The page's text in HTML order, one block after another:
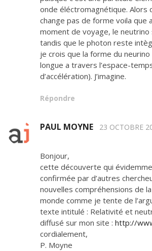
onde éléctromagnétique. Alors
change pas de forme voila que
moment de voyage, le
tandis que le photon reste
je crois que la forme du
longue a travers l’espace-
d’accélération). J’imagine.
Répondre
PAUL MOYNE 23 OCTOBRE
Bonjour,
cette découverte qui
confirmée par d’autres
nouvelles compréhensions de
monde comme je tente de
texte intitulé : Relativité et
diffusé sur mon site : http://
cordialement,
P. Moyne